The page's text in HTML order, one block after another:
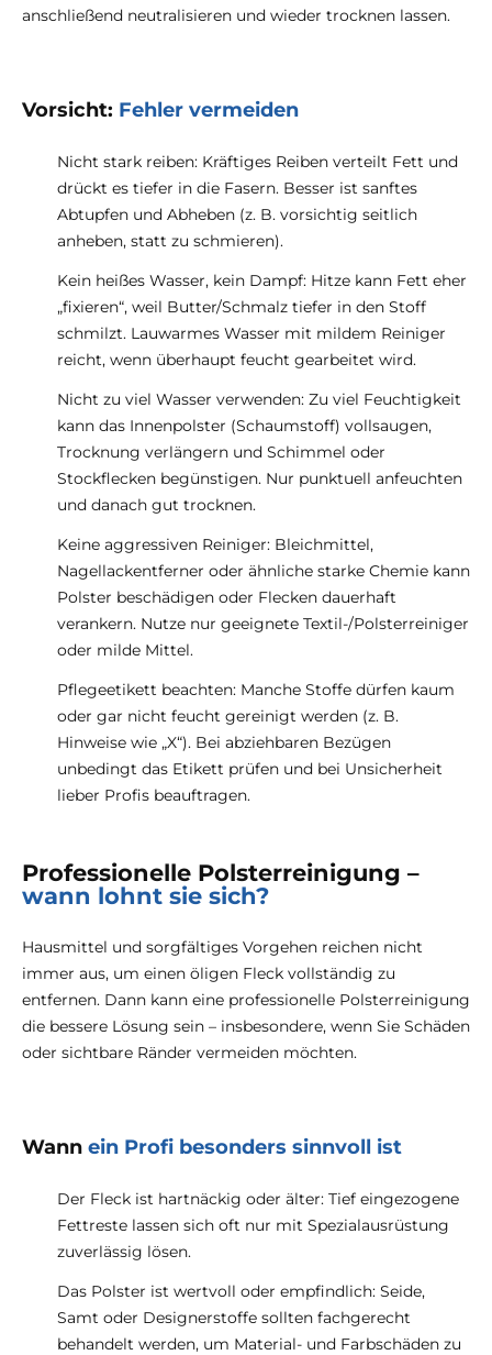
anschließend neutralisieren und wieder trocknen lassen.
Vorsicht: Fehler vermeiden
Nicht stark reiben: Kräftiges Reiben verteilt Fett und
drückt es tiefer in die Fasern. Besser ist sanftes
Abtupfen und Abheben (z. B. vorsichtig seitlich
anheben, statt zu schmieren).
Kein heißes Wasser, kein Dampf: Hitze kann Fett eher
„fixieren“, weil Butter/Schmalz tiefer in den Stoff
schmilzt. Lauwarmes Wasser mit mildem Reiniger
reicht, wenn überhaupt feucht gearbeitet wird.
Nicht zu viel Wasser verwenden: Zu viel Feuchtigkeit
kann das Innenpolster (Schaumstoff) vollsaugen,
Trocknung verlängern und Schimmel oder
Stockflecken begünstigen. Nur punktuell anfeuchten
und danach gut trocknen.
Keine aggressiven Reiniger: Bleichmittel,
Nagellackentferner oder ähnliche starke Chemie kann
Polster beschädigen oder Flecken dauerhaft
verankern. Nutze nur geeignete Textil-/Polsterreiniger
oder milde Mittel.
Pflegeetikett beachten: Manche Stoffe dürfen kaum
oder gar nicht feucht gereinigt werden (z. B.
Hinweise wie „X“). Bei abziehbaren Bezügen
unbedingt das Etikett prüfen und bei Unsicherheit
lieber Profis beauftragen.
Professionelle Polsterreinigung –
wann lohnt sie sich?
Hausmittel und sorgfältiges Vorgehen reichen nicht
immer aus, um einen öligen Fleck vollständig zu
entfernen. Dann kann eine professionelle Polsterreinigung
die bessere Lösung sein – insbesondere, wenn Sie Schäden
oder sichtbare Ränder vermeiden möchten.
Wann ein Profi besonders sinnvoll ist
Der Fleck ist hartnäckig oder älter: Tief eingezogene
Fettreste lassen sich oft nur mit Spezialausrüstung
zuverlässig lösen.
Das Polster ist wertvoll oder empfindlich: Seide,
Samt oder Designerstoffe sollten fachgerecht
behandelt werden, um Material- und Farbschäden zu